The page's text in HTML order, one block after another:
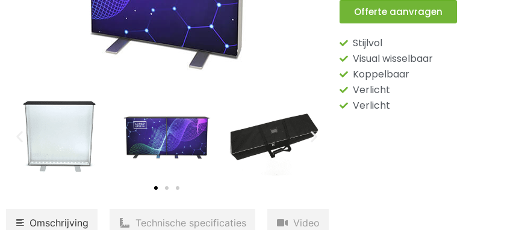
Offerte aanvragen
Stijlvol
Visual wisselbaar
Koppelbaar
Verlicht
Verlicht
Omschrijving Technische specificaties Video